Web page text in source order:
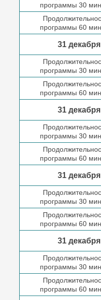
программы 30
программы 60
31
программы 30
программы 60
31
программы 30
программы 60
31
программы 30
программы 60
31
программы 30
программы 60